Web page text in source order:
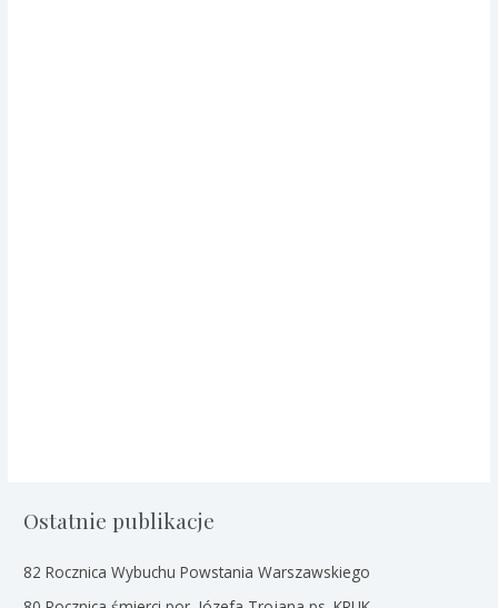
Ostatnie publikacje
82 Rocznica Wybuchu Powstania Warszawskiego